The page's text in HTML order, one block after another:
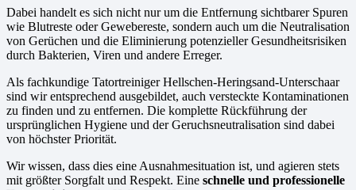
Dabei handelt es sich nicht nur um die Entfernung sichtbarer Spuren
wie Blutreste oder Gewebereste, sondern auch um die Neutralisation
von Gerüchen und die Eliminierung potenzieller Gesundheitsrisiken
durch Bakterien, Viren und andere Erreger.
Als fachkundige Tatortreiniger Hellschen-Heringsand-Unterschaar
sind wir entsprechend ausgebildet, auch versteckte Kontaminationen
zu finden und zu entfernen. Die komplette Rückführung der
ursprünglichen Hygiene und der Geruchsneutralisation sind dabei
von höchster Priorität.
Wir wissen, dass dies eine Ausnahmesituation ist, und agieren stets
mit größter Sorgfalt und Respekt. Eine schnelle und professionelle